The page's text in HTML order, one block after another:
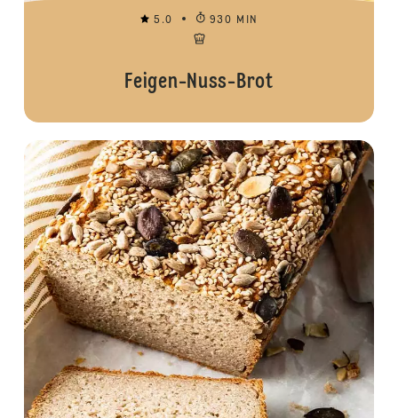
5.0 930 MIN
Feigen-Nuss-Brot